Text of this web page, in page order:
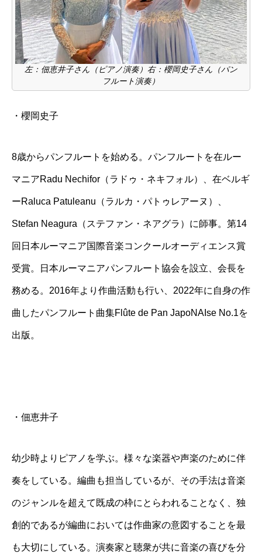
左：佃恵井子さん（ピアノ演奏）右：櫻岡史子さん（パン
フルート演奏）
・ 櫻岡史子
8歳からパンフルートを始める。 パンフルートを在ルー
マニアRadu Nechifor（ラドゥ・ネキフォル）、在ベルギ
ーRaluca Patuleanu（ラルカ・パトゥレアーヌ）、
Stefan Neagura（ステファン・ネアグラ）に師事。第14
回日本ルーマニア国際音楽コンクールオーディエンス賞
受賞。日本ルーマニアパンフルート協会を設立、会長を
務める。2016年より作曲活動も行い、2022年に自身の作
曲したパンフルート曲集Flûte de Pan JapoNAIse No.1を
出版。
・ 佃恵井子
幼少時よりピアノを学ぶ。 様々な楽器や声楽のために伴
奏をしている。 編曲も担当しているが、その手法は音楽
のジャンルを超えて既成の枠にとらわれることなく、独
創的であるが編曲においては作曲家の意図することを最
も大切にしている。演奏家と聴衆が共に音楽の喜びを分